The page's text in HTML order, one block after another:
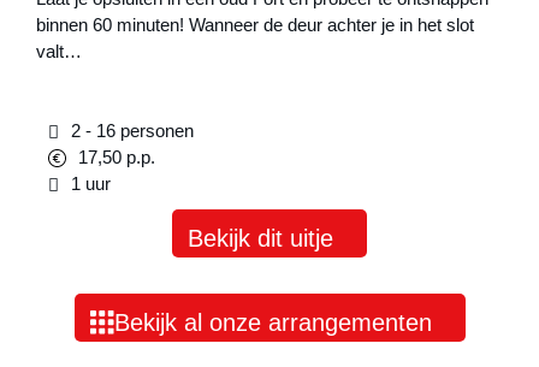
binnen 60 minuten! Wanneer de deur achter je in het slot
valt…
2 - 16 personen
17,50 p.p.
1 uur
Bekijk dit uitje
Bekijk al onze arrangementen